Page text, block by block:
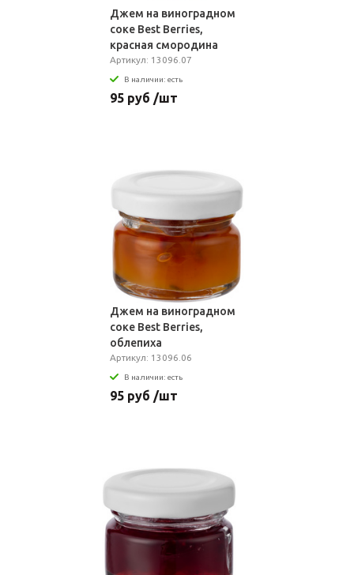
Джем на виноградном
соке Best Berries,
красная смородина
Артикул: 13096.07
В наличии: есть
95 руб /шт
Джем на виноградном
соке Best Berries,
облепиха
Артикул: 13096.06
В наличии: есть
95 руб /шт